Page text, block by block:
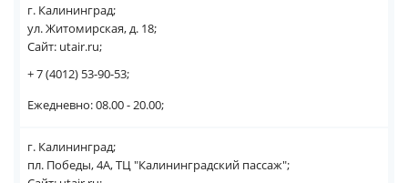
г. Калининград;
ул. Житомирская, д. 18;
Сайт: utair.ru;
+ 7 (4012) 53-90-53;
Ежедневно: 08.00 - 20.00;
г. Калининград;
пл. Победы, 4А, ТЦ "Калининградский пассаж";